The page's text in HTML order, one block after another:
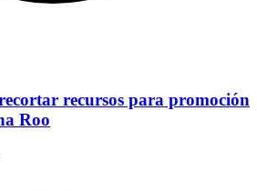
recursos para promoción
Roo